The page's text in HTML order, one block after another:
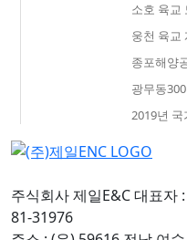
소호 육교
웅천 육교
종포해양
광무동
2019년
주식회사 제일E&C 대표자
81-31976